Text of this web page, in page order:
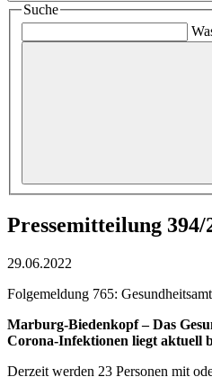
Suche
Pressemitteilung 394/
29.06.2022
Folgemeldung 765:
Marburg-Biedenkopf –Das
Corona-Infektionen liegt aktuell
Derzeit werden 23 Personen mit